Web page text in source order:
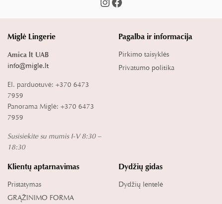
Miglė Lingerie
Amica lt UAB
info@migle.lt
El. parduotuvė: +370 6473
7959
Panorama Miglė: +370 6473
7959
Susisiekite su mumis I-V 8:30 –
18:30
Pagalba ir informacija
Pirkimo taisyklės
Privatumo politika
Klientų aptarnavimas
Pristatymas
GRĄŽINIMO FORMA
Dydžių gidas
Dydžių lentelė